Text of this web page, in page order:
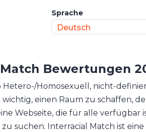
Sprache
Deutsch
Bewertungen
Hetero-/Homosexuell, nicht-
einen Raum zu schaffen,
Webseite, die für alle verfügbar
suchen. Interracial Match ist eine